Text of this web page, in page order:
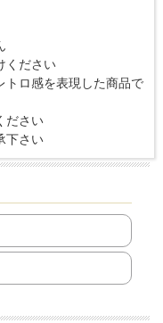
ください
ロ感を表現した商品で
ださい
下さい